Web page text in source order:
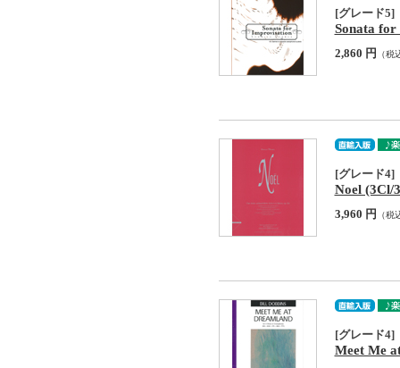
[グレード5]
Sonata
2,860 円 （税
[グレード4]
Noel (3Cl/
3,960 円 （税
[グレード4]
Meet Me